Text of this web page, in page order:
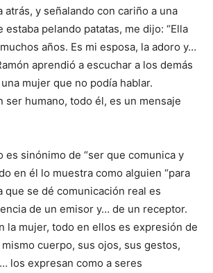
atrás, y señalando con cariño a una
estaba pelando patatas, me dijo: “Ella
años. Es mi esposa, la adoro y…
aprendió a escuchar a los demás
mujer que no podía hablar.
ser humano, todo él, es un mensaje
es sinónimo de “ser que comunica y
en él lo muestra como alguien “para
que se dé comunicación real es
de un emisor y… de un receptor.
la mujer, todo en ellos es expresión de
cuerpo, sus ojos, sus gestos,
los expresan como a seres